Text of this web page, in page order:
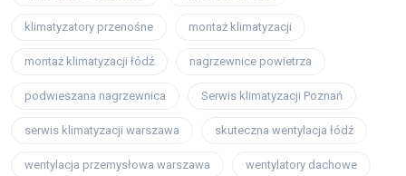
klimatyzatory przenośne montaż klimatyzacji
montaż klimatyzacji łódź nagrzewnice powietrza
podwieszana nagrzewnica Serwis klimatyzacji Poznań
serwis klimatyzacji warszawa skuteczna wentylacja łódź
wentylacja przemysłowa warszawa wentylatory dachowe